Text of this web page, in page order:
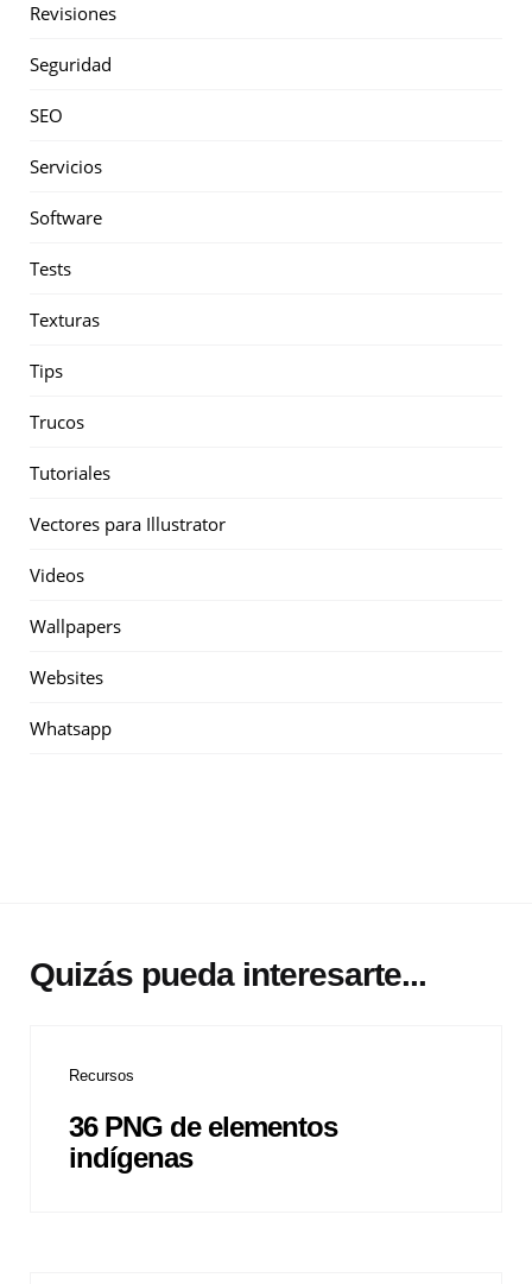
Revisiones
Seguridad
SEO
Servicios
Software
Tests
Texturas
Tips
Trucos
Tutoriales
Vectores para Illustrator
Videos
Wallpapers
Websites
Whatsapp
Quizás pueda interesarte...
Recursos
36 PNG de elementos
indígenas